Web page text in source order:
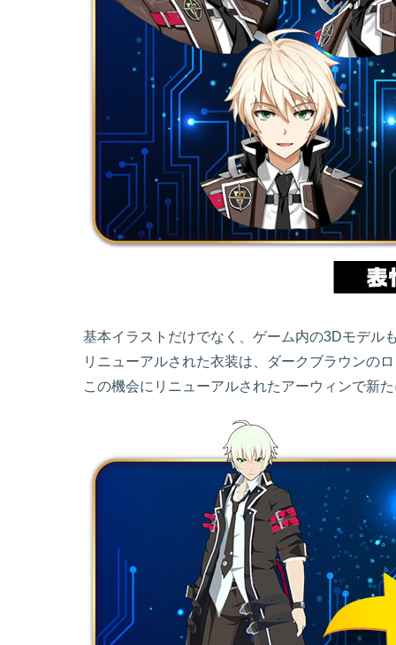
基本イラストだけでなく、ゲーム内の3Dモデル
リニューアルされた衣装は、ダークブラウンの
この機会にリニューアルされたアーウィンで新